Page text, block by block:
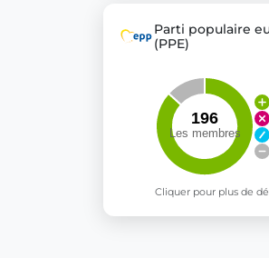
Parti populaire
(PPE)
Cliquer pour plus de